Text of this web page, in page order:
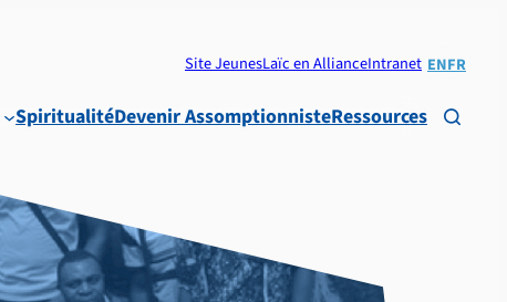
Site JeunesLaïc en AllianceIntranet ENFR
SpiritualitéDevenir AssomptionnisteRessources 